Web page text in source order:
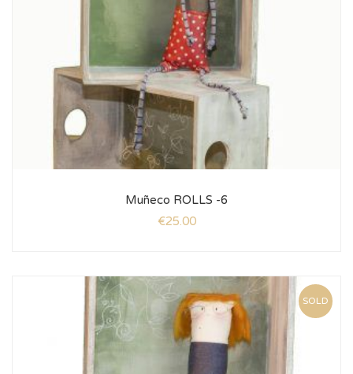
Muñeco ROLLS -6
€25.00
SOLD